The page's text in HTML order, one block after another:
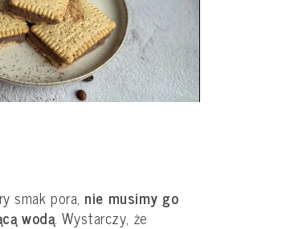
smak pora, nie musimy go
wodą. Wystarczy, że